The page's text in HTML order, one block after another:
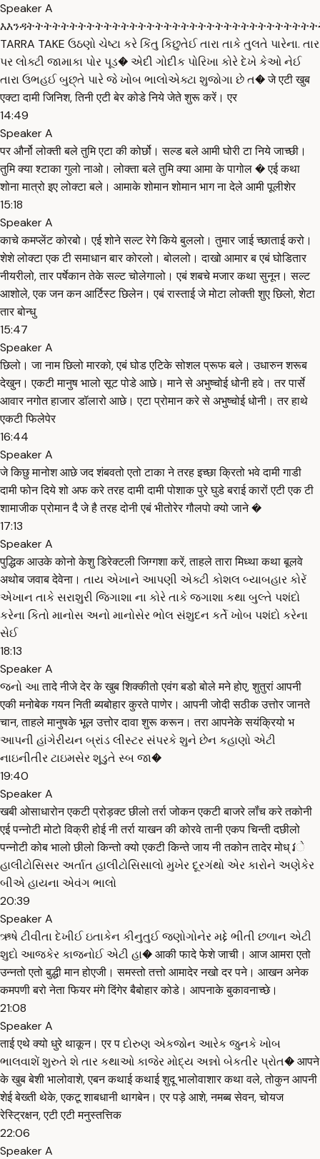
Speaker A
TARRA TAKE ઉઠણો ચેષ્ટા કરે કિંતુ કિછુતેઈ તારા તાકે તુલતે પારેના. તાર
પર લોક્ટી જામાકા પોર પૂડ� એદી ગોદીક પોરિખા કોરે દેખે કેઓ નેઈ
તારા ઉભહઈ બુછ્તે પારે જે ખોબ ભાલોએક્ટા શુજોગા છે ત� जे एटी खुब
एक्टा दामी जिनिश, तिनी एटी बेर कोडे निये जेते शुरू करें। एर
14:49
Speaker A
पर और्नो लोक्ती बले तुमि एटा की कोर्छो। सल्ड बले आमी घोरी टा निये जाच्छी।
तुमि क्या श्टाका गुलो नाओ। लोक्ता बले तुमि क्या आमा के पागोल � एई कथा
शोना मात्रो इए लोक्टा बले। आमाके शोमान शोमान भाग ना देले आमी पूलीशेर
15:18
Speaker A
काचे कमप्लेंट कोरबो। एई शोने सल्ट रेगे किये बुललो। तुमार जाई च्छाताई करो।
शेशे लोक्टा एक टी समाधान बार कोरलो। बोललो। दाखो आमार ब एबं घोडितार
नीयरीलो, तार पर्षेकान तेके सल्ट चोलेगालो। एबं शबचे मजार कथा सुनून। सल्ट
आशोले, एक जन कन आर्टिस्ट छिलेन। एबं रास्ताई जे मोटा लोक्ती शुए छिलो, शेटा
तार बोन्धु
15:47
Speaker A
छिलो। जा नाम छिलो मारको, एबं घोड एटिके सोशल प्रूफ बले। उधारुन शरूब
देखुन। एकटी मानुष भालो सूट पोडे आछे। माने से अभुष्चोई धोनी हवे। तर पार्से
आवार नगोत हाजार डॉलारो आछे। एटा प्रोमान करे से अभुष्चोई धोनी। तर हाथे
एकटी फिलेपेर
16:44
Speaker A
जे किछु मानोश आछे जद शंबवतो एतो टाका ने तरह इच्छा क्रितो भवे दामी गाडी
दामी फोन दिये शो अफ करे तरह दामी दामी पोशाक पुरे घुडे बराई कारों एटी एक टी
शामाजीक प्रोमान दै जे है तरह दोनी एबं भीतोरेर गौलपो क्यो जाने �
17:13
Speaker A
पुद्धिक आउके कोनो केशु डिरेक्टली जिग्गशा करें, ताहले तारा मिध्था कथा बूलवे
अथोब जवाब देवेना। તાય એખાને આપણી એક્ટી કોશલ બ્યાબહાર કોરેં
એખાન તાકે સરાશુરી જિગાશા ના કોરે તાકે જ્ગાશા કથા બુલ્તે પશંદો
કરેના કિતો માનોસ અનો માનોસેર ભોલ સંશુદન કર્તે ખોબ પશંદો કરેના
સેઈ
18:13
Speaker A
જનો આ तादे नीजे देर के खुब शिक्कीतो एवंग बडो बोले मने होए, शुतुरां आपनी
एकी मनोबेक गयन निती ब्यबोहार कुरते पाणेर। आपनी जोदी सठीक उत्तोर जानते
चान, ताहले मानुषके भूल उत्तोर दावा शुरू करून। तरा आपनेके सयंक्रियो भ
આપની હાંગેરીયન બ્રાંડ લીસ્ટર સંપરકે શુને છેન કહાણો એટી
નાઇનીતીર ટાઇમસેર શૂડુતે સ્બ જા�
19:40
Speaker A
खबी ओसाधारोन एकटी प्रोड़क्ट छीलो तर्रा जोकन एकटी बाजरे लॉंच करे तकोनी
एई पन्नोटी मोटो विक्री होई नी तर्रा याखन की कोरवे तानी एकप चिन्ती दछीलो
पन्नोटी कोब भालो छीलो किन्तो क्यो एकटी किन्ते जाय नी तकोन तादेर मोध् វે
હાલીટોસિસર અર્તાત હાલીટોસિસાલો મુખેર દૂરગંથો એર કારોને અણેકેર
બીએ હાયના એવંગ ભાલો
20:39
Speaker A
ઋષે ટીવીતા દેખીઈ ઇતાકેન કીનુતુઈ જણોગોનેર મદ્દે ભીતી છળાન એટી
શુદો આજકેર કાજનોઈ એટી હા� आकी फादे फेशे जाची। आज आमरा एतो
उन्नतो एतो बुद्धी मान होएजी। समस्तो तत्तो आमादेर नखो दर पने। आखन अनेक
कमपणी बरो नेता फियर मंगे दिंगेर बैबोहार कोडे। आपनाके बुकावनाच्छे।
21:08
Speaker A
ताई एथे क्यो धुरे थाकून। एर प દોરુણ એકજોન આરેક જુનકે ખોબ
ભાલવાશેં શુરુતે શે તાર કથાઓ કાજેર મોદ્ય અન્નો બેકતીર પ્રોત� आपने
के खुब बेशी भालोवाशे, एबन कथाई कथाई शुदू भालोवाशार कथा वले, तोकुन आपनी
शेई बेख्ती थेके, एकटू शाबधानी थागबेन। एर पड़े आशे, नमब्ब सेवन, चोयज
रेस्ट्रिक्षन, एटी एटी मनुस्तत्तिक
22:06
Speaker A